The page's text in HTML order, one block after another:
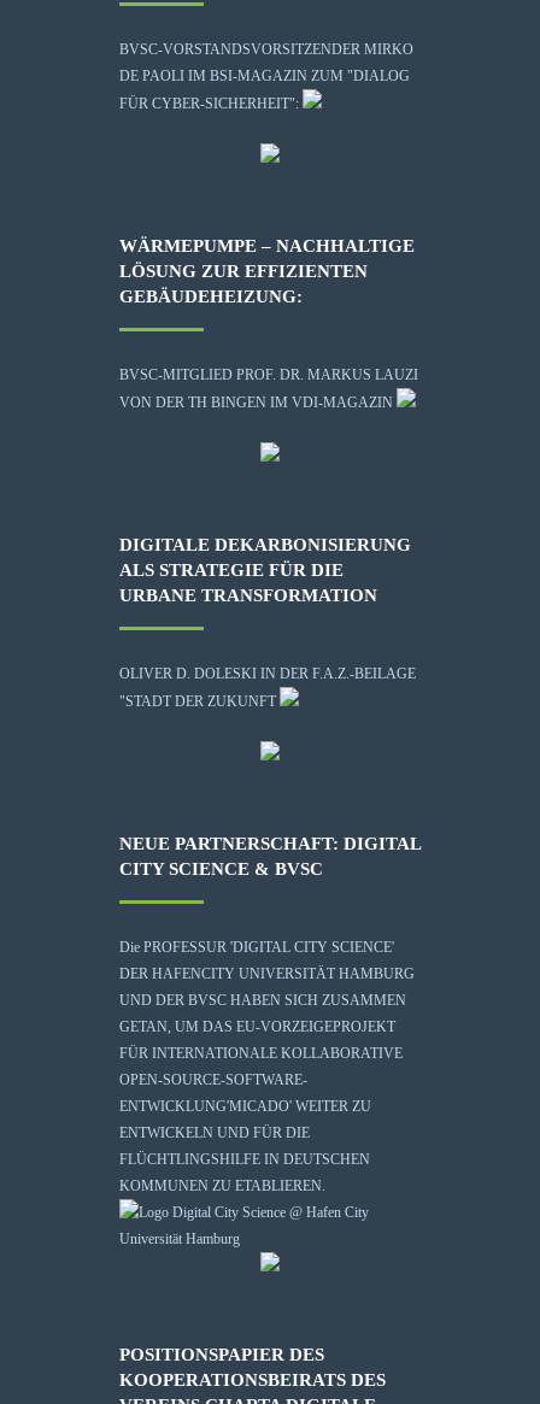
BVSC-VORSTANDSVORSITZENDER MIRKO
DE PAOLI IM BSI-MAGAZIN ZUM "DIALOG
FÜR CYBER-SICHERHEIT":
WÄRMEPUMPE – NACHHALTIGE
LÖSUNG ZUR EFFIZIENTEN
GEBÄUDEHEIZUNG:
BVSC-MITGLIED PROF. DR. MARKUS LAUZI
VON DER TH BINGEN IM VDI-MAGAZIN
DIGITALE DEKARBONISIERUNG
ALS STRATEGIE FÜR DIE
URBANE TRANSFORMATION
OLIVER D. DOLESKI IN DER F.A.Z.-BEILAGE
"STADT DER ZUKUNFT
NEUE PARTNERSCHAFT: DIGITAL
CITY SCIENCE & BVSC
Die PROFESSUR 'DIGITAL CITY SCIENCE'
DER HAFENCITY UNIVERSITÄT HAMBURG
UND DER BVSC HABEN SICH ZUSAMMEN
GETAN, UM DAS EU-VORZEIGEPROJEKT
FÜR INTERNATIONALE KOLLABORATIVE
OPEN-SOURCE-SOFTWARE-
ENTWICKLUNG'MICADO' WEITER ZU
ENTWICKELN UND FÜR DIE
FLÜCHTLINGSHILFE IN DEUTSCHEN
KOMMUNEN ZU ETABLIEREN.
POSITIONSPAPIER DES
KOOPERATIONSBEIRATS DES